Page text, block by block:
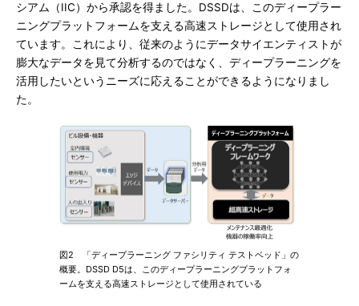
シアム（IIC）から承認を得ました。DSSDは、このディープラー
ニングプラットフォームを支える高速ストレージとして使用され
ています。これにより、従来のようにデータサイエンティストが
膨大なデータを見て分析するのではなく、ディープラーニングを
活用したいというニーズに応えることができるようになりまし
た。
図2 「ディープラーニング ファシリティ テストベッド」の
概要。DSSD D5は、このディープラーニングプラットフォ
ームを支える高速ストレージとして使用されている